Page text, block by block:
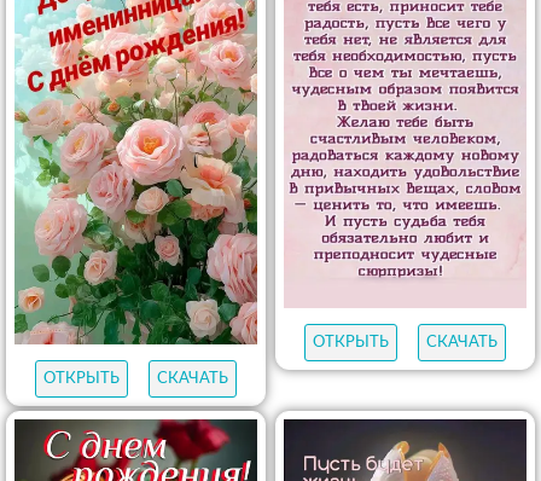
ОТКРЫТЬ СКАЧАТЬ
ОТКРЫТЬ СКАЧАТЬ